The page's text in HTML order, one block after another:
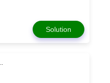
Solution